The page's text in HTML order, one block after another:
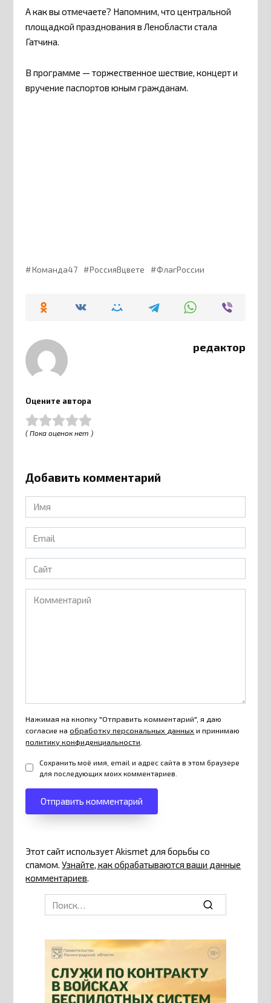
А как вы отмечаете? Напомним, что центральной
площадкой празднования в Ленобласти стала
Гатчина.
В программе — торжественное шествие, концерт и
вручение паспортов юным гражданам.
Команда47 РоссияВцвете ФлагРоссии
редактор
Оцените автора
( Пока оценок нет )
Добавить комментарий
Имя
*
Email
*
Сайт
Комментарий
Нажимая на кнопку "Отправить комментарий", я даю
согласие наобработку персональных данных и принимаю
политику конфиденциальности
Сохранить моё имя, email и адрес сайта в этом браузере
для последующих моих комментариев.
Этот сайт использует Akismet для борьбы со
спамом.Узнайте, как обрабатываются ваши данные
комментариев.
Search
for: